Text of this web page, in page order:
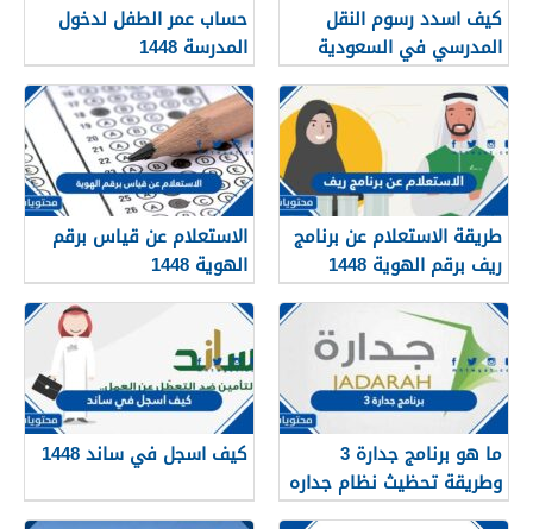
كيف اسدد رسوم النقل
المدرسي في السعودية
1448
حساب عمر الطفل لدخول
المدرسة 1448
طريقة الاستعلام عن برنامج
ريف برقم الهوية 1448
الاستعلام عن قياس برقم
الهوية 1448
services.qiyas.sa
ما هو برنامج جدارة 3
وطريقة تحظيث نظام جداره
1448
كيف اسجل في ساند 1448